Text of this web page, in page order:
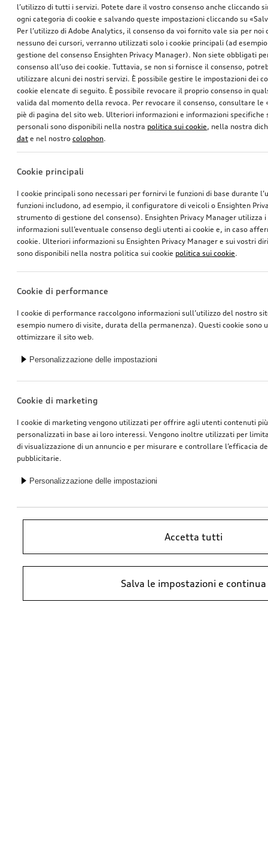
IVA inclusa. I prezzi presso il concessionario Audi potrebbero differire;
Audi necessari.
l’utilizzo di tutti i servizi. Potete dare il vostro consenso anche cliccando
ogni categoria di cookie e salvando queste impostazioni cliccando su
Per l’utilizzo di Adobe Analytics, il consenso da voi fornito vale sia per noi
nessuno dei cursori, verranno utilizzati solo i cookie principali (ad
gestione del consenso Ensighten Privacy Manager). Non siete obbligati
consenso all’uso dei cookie. Tuttavia, se non si fornisce il consenso,
utilizzare alcuni dei nostri servizi. È possibile gestire le impostazioni dei
cookie elencate di seguito. È possibile revocare il proprio consenso in
valida dal momento della revoca. Per revocare il consenso, consultare le
piè di pagina del sito web. Ulteriori informazioni e informazioni specifiche
personali sono disponibili nella nostra politica sui cookie, nella nostra
dat e nel nostro colophon.
Cookie principali
I cookie principali sono necessari per fornirvi le funzioni di base durante
funzioni includono, ad esempio, il configuratore di veicoli o Ensighten
strumento di gestione del consenso). Ensighten Privacy Manager utilizza
informazioni sull’eventuale consenso degli utenti ai cookie e, in caso
cookie. Ulteriori informazioni su Ensighten Privacy Manager e sui vostri
sono disponibili nella nostra politica sui cookie politica sui cookie.
Cookie di performance
I cookie di performance raccolgono informazioni sull’utilizzo del nostro
esempio numero di visite, durata della permanenza). Questi cookie sono
ottimizzare il sito web.
Personalizzazione delle impostazioni
Cookie di marketing
I cookie di marketing vengono utilizzati per offrire agli utenti contenuti
personalizzati in base ai loro interessi. Vengono inoltre utilizzati per
di visualizzazione di un annuncio e per misurare e controllare l’efficacia
pubblicitarie.
Personalizzazione delle impostazioni
Accetta tutti
Salva le impostazioni e continua